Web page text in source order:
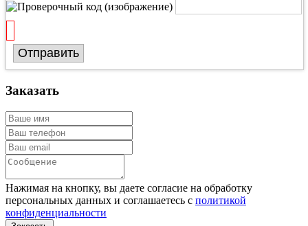
Отправить
Заказать
Нажимая на кнопку, вы даете согласие на обработку
персональных данных и соглашаетесь с политикой
конфиденциальности